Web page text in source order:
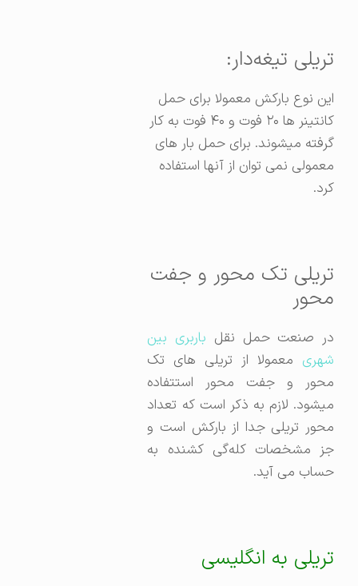
تریلی تیغه‌دار:
این نوع بارکش معمولا برای حمل
کانتینر ها ۲۰ فوت و ۴۰ فوت به کار
گرفته میشوند. برای حمل بار های
معمولی نمی توان از آنها استفاده
تریلی تک محور و جفت
محور
در صنعت حمل نقلباربری بین
شهریمعمولا از تریلی های تک
محور و جفت محور استتفاده
میشود. لازم به ذکر است که تعداد
محور تریلی جدا از بارکش است و
جز مشخصات کله‌گی کشنده به
حساب می آید.
تریلی به انگلیسی